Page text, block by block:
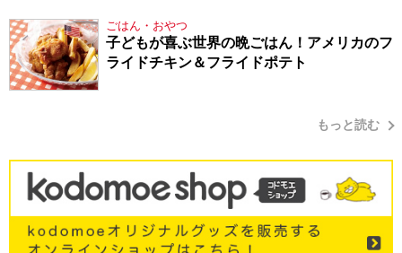
ごはん・おやつ
子どもが喜ぶ世界の晩ごはん！アメリカのフ
ライドチキン＆フライドポテト
もっと読む